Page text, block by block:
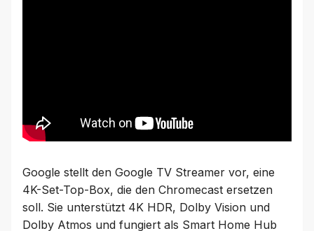
Google stellt den Google TV Streamer vor, eine
4K-Set-Top-Box, die den Chromecast ersetzen
soll. Sie unterstützt 4K HDR, Dolby Vision und
Dolby Atmos und fungiert als Smart Home Hub